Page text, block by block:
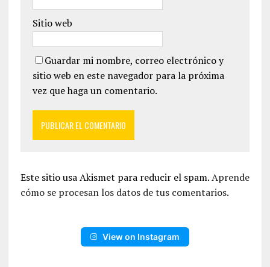
Sitio web
Guardar mi nombre, correo electrónico y
sitio web en este navegador para la próxima
vez que haga un comentario.
Este sitio usa Akismet para reducir el spam.Aprende
cómo se procesan los datos de tus comentarios.
View on Instagram